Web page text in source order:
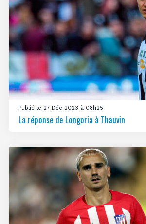
Publié le 27 Déc 2023 à 08h25
La réponse de Longoria à Thauvin